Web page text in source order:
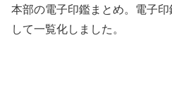
本部の電子印鑑まとめ。電子
して一覧化しました。